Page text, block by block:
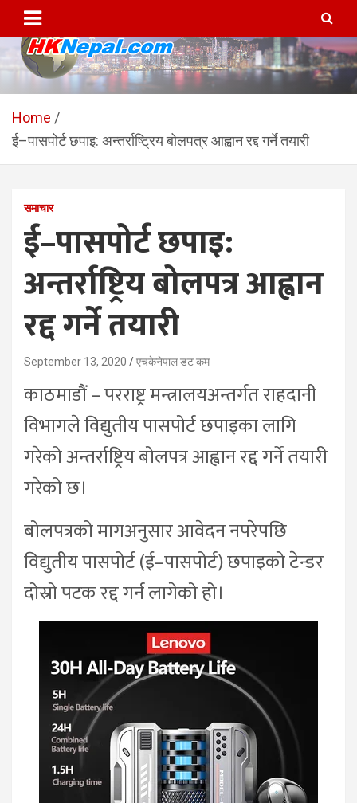
content
HKNepal.com – हङकङबाट
सञ्चालित पहिलो नेपाली अनलाईन
पत्रिका
hknepal, hknepal.com, hk nepal, hk nepal com
Home
ई–पासपोर्ट छपाइ: अन्तर्राष्ट्रिय बोलपत्र आह्वान रद्द गर्ने तयारी
समाचार
ई–पासपोर्ट छपाइ:
अन्तर्राष्ट्रिय बोलपत्र आह्वान
रद्द गर्ने तयारी
September 13, 2020 एचकेनेपाल डट कम
काठमाडौं – परराष्ट्र मन्त्रालयअन्तर्गत राहदानी
विभागले विद्युतीय पासपोर्ट छपाइका लागि
गरेको अन्तर्राष्ट्रिय बोलपत्र आह्वान रद्द गर्ने तयारी
गरेको छ।
बोलपत्रको मागअनुसार आवेदन नपरेपछि
विद्युतीय पासपोर्ट (ई–पासपोर्ट) छपाइको टेन्डर
दोस्रो पटक रद्द गर्न लागेको हो।